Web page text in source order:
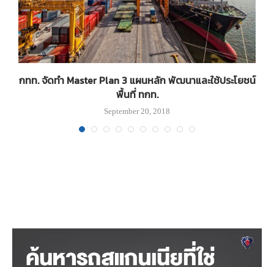
กทท. จัดทำ Master Plan 3 แผนหลัก พัฒนาและใช้ประโยชน์
พื้นที่ ทกท.
September 20, 2018